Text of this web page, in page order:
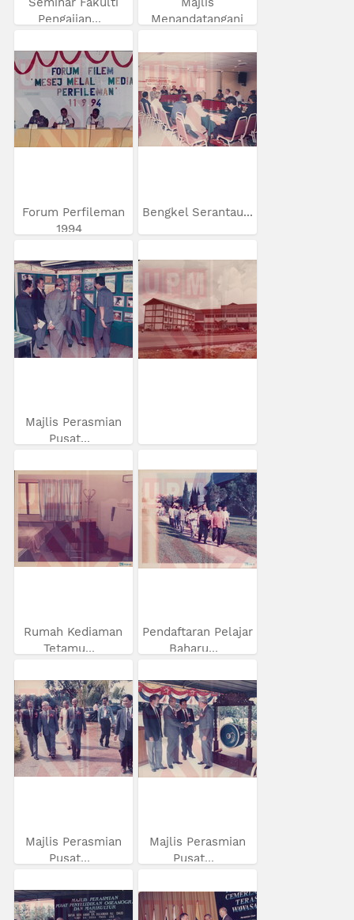
Pengajian...
Menandatangani
Forum Perfileman
1994
Bengkel Serantau...
Majlis Perasmian
Pusat...
Rumah Kediaman
Tetamu...
Pendaftaran Pelajar
Baharu...
Majlis Perasmian
Pusat...
Majlis Perasmian
Pusat...